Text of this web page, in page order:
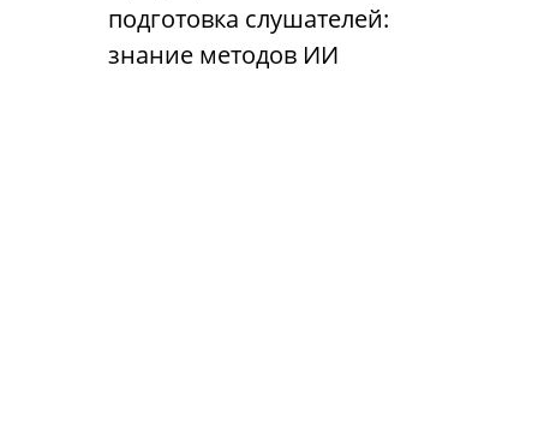
подготовка слушателей:
знание методов ИИ